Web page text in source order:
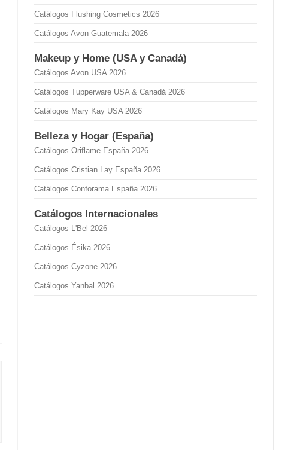
Catálogos Flushing Cosmetics 2026
Catálogos Avon Guatemala 2026
Makeup y Home (USA y Canadá)
Catálogos Avon USA 2026
Catálogos Tupperware USA & Canadá 2026
Catálogos Mary Kay USA 2026
Belleza y Hogar (España)
Catálogos Oriflame España 2026
Catálogos Cristian Lay España 2026
Catálogos Conforama España 2026
Catálogos Internacionales
Catálogos L'Bel 2026
Catálogos Ésika 2026
Catálogos Cyzone 2026
Catálogos Yanbal 2026